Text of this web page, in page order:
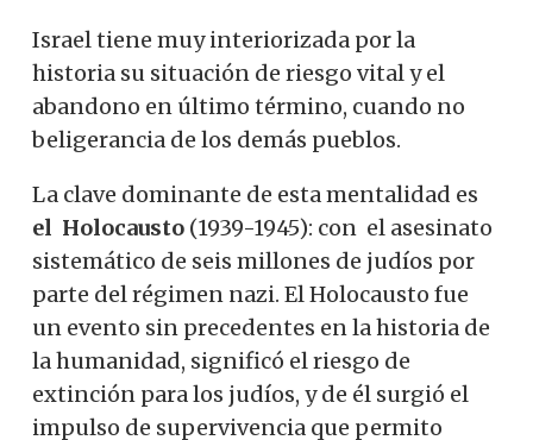
Israel tiene muy interiorizada por la
historia su situación de riesgo vital y el
abandono en último término, cuando no
beligerancia de los demás pueblos.
La clave dominante de esta mentalidad es
el Holocausto (1939-1945): con el asesinato
sistemático de seis millones de judíos por
parte del régimen nazi. El Holocausto fue
un evento sin precedentes en la historia de
la humanidad, significó el riesgo de
extinción para los judíos, y de él surgió el
impulso de supervivencia que permito